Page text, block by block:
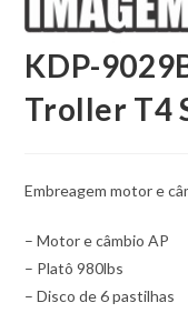
KDP-
Troller T4
Embreagem motor e
– Motor e câmbio AP
– Platô 980lbs
– Disco de 6 pastilhas